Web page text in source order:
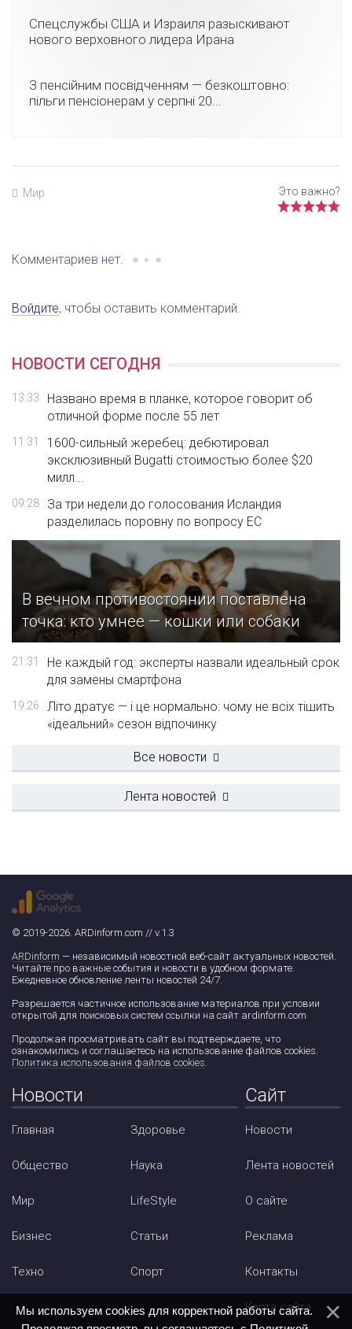
Спецслужбы США и Израиля разыскивают
нового верховного лидера Ирана
З пенсійним посвідченням — безкоштовно:
пільги пенсіонерам у серпні 20...
Мир
Комментариев нет.
Войдите, чтобы оставить комментарий.
НОВОСТИ СЕГОДНЯ
13:33
Названо время в планке, которое говорит об
отличной форме после 55 лет
11:31
1600-сильный жеребец: дебютировал
эксклюзивный Bugatti стоимостью более $20
милл...
09:28
За три недели до голосования Исландия
разделилась поровну по вопросу ЕС
В вечном противостоянии поставлена
точка: кто умнее — кошки или собаки
21:31
Не каждый год: эксперты назвали идеальный срок
для замены смартфона
19:26
Літо дратує — і це нормально: чому не всіх тішить
«ідеальний» сезон відпочинку
Все новости
Лента новостей
© 2019-2026. ARDinform.com // v.1.3
ARDinform — независимый новостной веб-сайт актуальных новостей.
Читайте про важные события и новости в удобном формате.
Ежедневное обновление ленты новостей 24/7.
Разрешается частичное использование материалов при условии
открытой для поисковых систем ссылки на сайт ardinform.com
Продолжая просматривать сайт вы подтверждаете, что
ознакомились и соглашаетесь на использование файлов cookies.
Политика использования файлов cookies.
Новости
Главная
Общество
Мир
Бизнес
Техно
Здоровье
Наука
LifeStyle
Статьи
Спорт
Сайт
Новости
Лента новостей
О сайте
Реклама
Контакты
Карта сайта
Мы используем cookies для корректной работы сайта.